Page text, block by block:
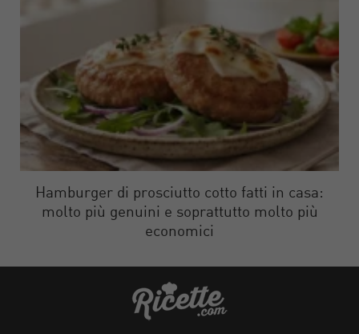
Hamburger di prosciutto cotto fatti in casa:
molto più genuini e soprattutto molto più
economici